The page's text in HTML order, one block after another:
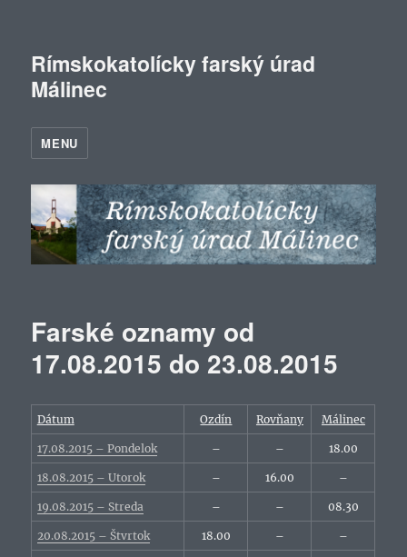
Rímskokatolícky farský úrad
Málinec
MENU
Farské oznamy od
17.08.2015 do 23.08.2015
Dátum Ozdín Rovňany Málinec
17.08.2015 – Pondelok – – 18.00
18.08.2015 – Utorok – 16.00 –
19.08.2015 – Streda – – 08.30
20.08.2015 – Štvrtok 18.00 – –